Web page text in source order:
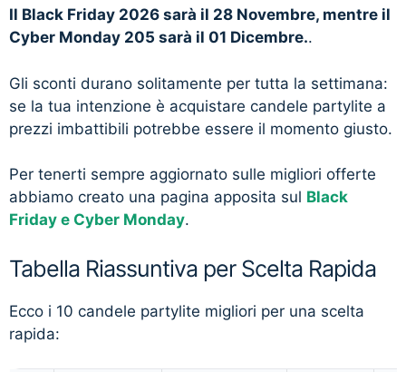
Il Black Friday 2026 sarà il 28 Novembre, mentre il
Cyber Monday 205 sarà il 01 Dicembre..
Gli sconti durano solitamente per tutta la settimana:
se la tua intenzione è acquistare candele partylite a
prezzi imbattibili potrebbe essere il momento giusto.
Per tenerti sempre aggiornato sulle migliori offerte
abbiamo creato una pagina apposita sul Black
Friday e Cyber Monday.
Tabella Riassuntiva per Scelta Rapida
Ecco i 10 candele partylite migliori per una scelta
rapida: